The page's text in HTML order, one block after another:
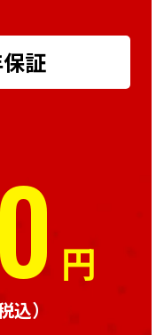
証
円
込）